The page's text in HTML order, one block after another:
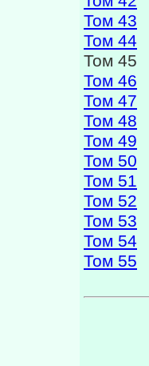
Том 43
Том 44
Том 45
Том 46
Том 47
Том 48
Том 49
Том 50
Том 51
Том 52
Том 53
Том 54
Том 55